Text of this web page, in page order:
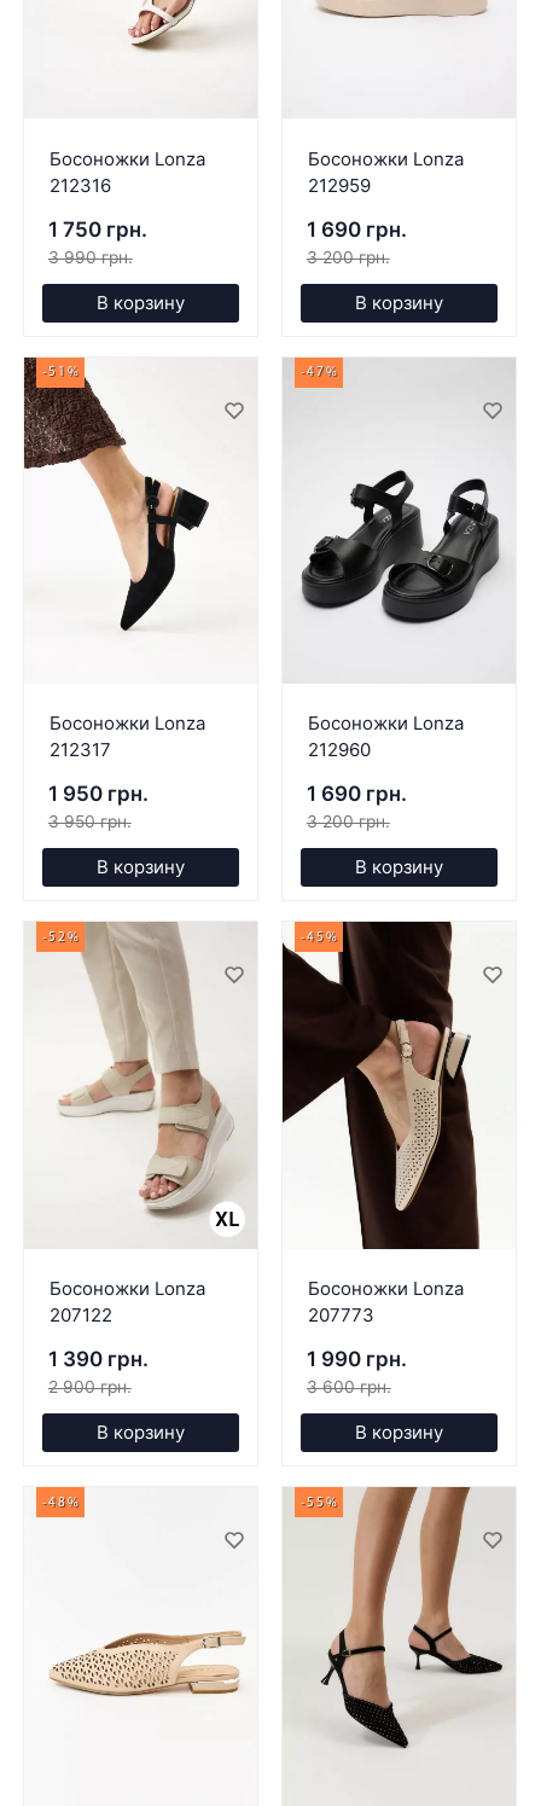
Босоножки Lonza
212316
1 750 грн.
3 990 грн.
В корзину
Босоножки Lonza
212959
1 690 грн.
3 200 грн.
В корзину
-51%
Босоножки Lonza
212317
1 950 грн.
3 950 грн.
В корзину
-47%
Босоножки Lonza
212960
1 690 грн.
3 200 грн.
В корзину
-52%
Босоножки Lonza
207122
1 390 грн.
2 900 грн.
В корзину
-45%
Босоножки Lonza
207773
1 990 грн.
3 600 грн.
В корзину
-48% -55%